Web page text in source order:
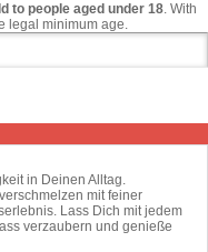
to people aged under 18. With
legal minimum age.
in Deinen Alltag.
mit feiner
Lass Dich mit jedem
verzaubern und genieße